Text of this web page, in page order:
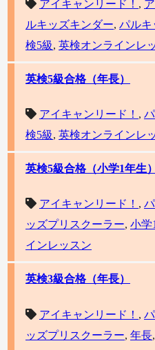
アイキャンリード！ ,
ルキッズキンダー, パルキ
検5級, 英検オンラインレ
英検5級合格（年長）
アイキャンリード！ ,
検5級, 英検オンラインレ
英検5級合格（小学1年生）
アイキャンリード！ ,
ッズプリスクーラー, 小学
インレッスン
英検3級合格（年長）
アイキャンリード！ ,
ッズプリスクーラー, 年長,